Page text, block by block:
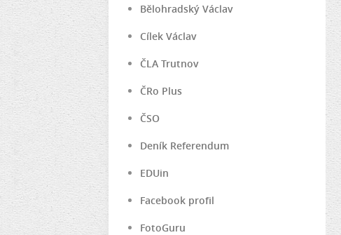
Bělohradský Václav
Cílek Václav
ČLA Trutnov
ČRo Plus
ČSO
Deník Referendum
EDUin
Facebook profil
FotoGuru